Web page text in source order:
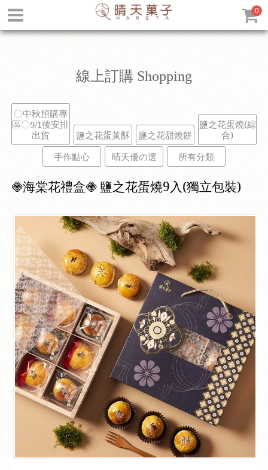
0
線上訂購 Shopping
〇中秋預購專
區〇9/1後安排
出貨
鹽之花蛋黃酥 鹽之花甜燒餅
鹽之花蛋燒(綜
合)
手作點心
晴天優の選 所有分類
𖠁海棠花禮盒𖠁 鹽之花蛋燒9入(獨立包裝)